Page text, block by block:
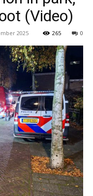
(Video)
2025 0
265